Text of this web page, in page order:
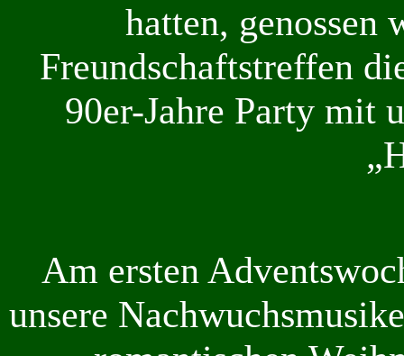
hatten, genossen
Freundschaftstreffen
90er-Jahre Party mit
Am ersten
unsere